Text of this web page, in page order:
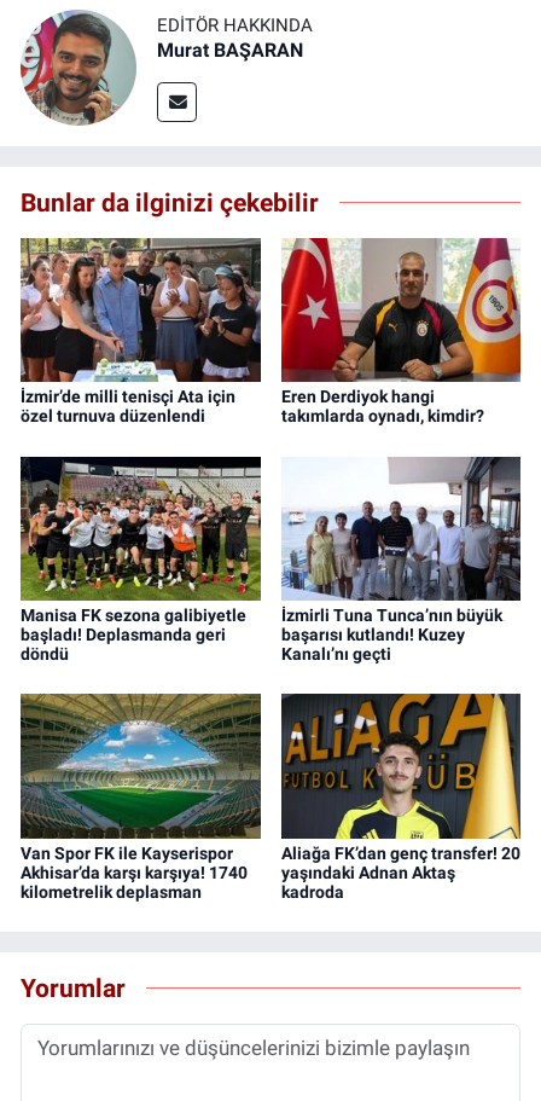
EDITÖR HAKKINDA
Murat BAŞARAN
Bunlar da ilginizi çekebilir
İzmir’de milli tenisçi Ata için
özel turnuva düzenlendi
Eren Derdiyok hangi
takımlarda oynadı, kimdir?
Manisa FK sezona galibiyetle
başladı! Deplasmanda geri
döndü
İzmirli Tuna Tunca’nın büyük
başarısı kutlandı! Kuzey
Kanalı’nı geçti
Van Spor FK ile Kayserispor
Akhisar’da karşı karşıya! 1740
kilometrelik deplasman
Aliağa FK’dan genç transfer! 20
yaşındaki Adnan Aktaş
kadroda
Yorumlar